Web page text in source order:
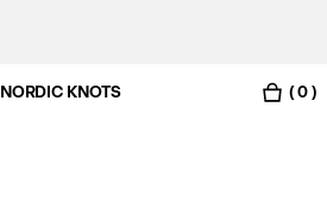
NORDIC KNOTS ( 0 )